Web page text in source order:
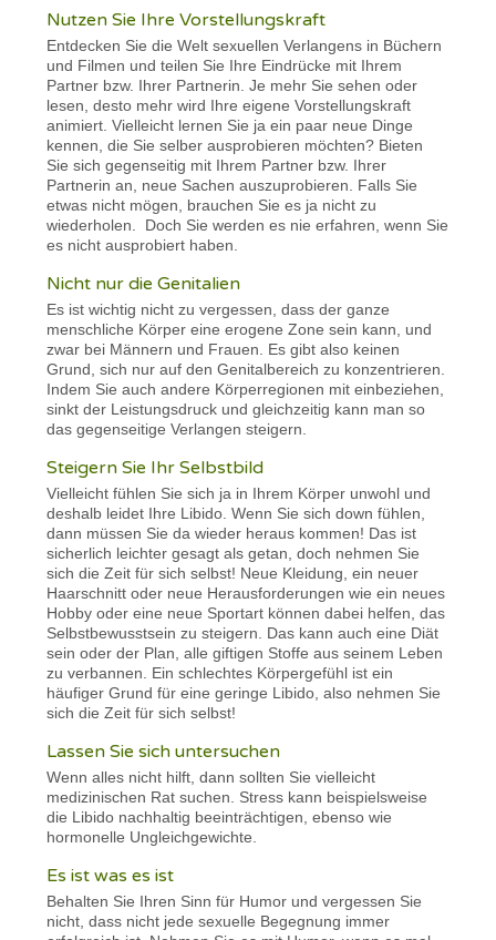
Nutzen Sie Ihre Vorstellungskraft
Entdecken Sie die Welt sexuellen Verlangens in Büchern
und Filmen und teilen Sie Ihre Eindrücke mit Ihrem
Partner bzw. Ihrer Partnerin. Je mehr Sie sehen oder
lesen, desto mehr wird Ihre eigene Vorstellungskraft
animiert. Vielleicht lernen Sie ja ein paar neue Dinge
kennen, die Sie selber ausprobieren möchten? Bieten
Sie sich gegenseitig mit Ihrem Partner bzw. Ihrer
Partnerin an, neue Sachen auszuprobieren. Falls Sie
etwas nicht mögen, brauchen Sie es ja nicht zu
wiederholen. Doch Sie werden es nie erfahren, wenn Sie
es nicht ausprobiert haben.
Nicht nur die Genitalien
Es ist wichtig nicht zu vergessen, dass der ganze
menschliche Körper eine erogene Zone sein kann, und
zwar bei Männern und Frauen. Es gibt also keinen
Grund, sich nur auf den Genitalbereich zu konzentrieren.
Indem Sie auch andere Körperregionen mit einbeziehen,
sinkt der Leistungsdruck und gleichzeitig kann man so
das gegenseitige Verlangen steigern.
Steigern Sie Ihr Selbstbild
Vielleicht fühlen Sie sich ja in Ihrem Körper unwohl und
deshalb leidet Ihre Libido. Wenn Sie sich down fühlen,
dann müssen Sie da wieder heraus kommen! Das ist
sicherlich leichter gesagt als getan, doch nehmen Sie
sich die Zeit für sich selbst! Neue Kleidung, ein neuer
Haarschnitt oder neue Herausforderungen wie ein neues
Hobby oder eine neue Sportart können dabei helfen, das
Selbstbewusstsein zu steigern. Das kann auch eine Diät
sein oder der Plan, alle giftigen Stoffe aus seinem Leben
zu verbannen. Ein schlechtes Körpergefühl ist ein
häufiger Grund für eine geringe Libido, also nehmen Sie
sich die Zeit für sich selbst!
Lassen Sie sich untersuchen
Wenn alles nicht hilft, dann sollten Sie vielleicht
medizinischen Rat suchen. Stress kann beispielsweise
die Libido nachhaltig beeinträchtigen, ebenso wie
hormonelle Ungleichgewichte.
Es ist was es ist
Behalten Sie Ihren Sinn für Humor und vergessen Sie
nicht, dass nicht jede sexuelle Begegnung immer